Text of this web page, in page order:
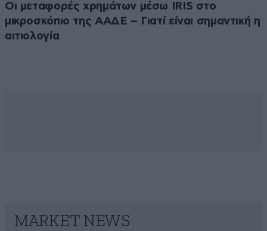
Οι μεταφορές χρημάτων μέσω IRIS στο
μικροσκόπιο της ΑΑΔΕ – Γιατί είναι σημαντική η
αιτιολογία
MARKET NEWS